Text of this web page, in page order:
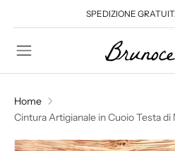
Privacy
Policy
SPEDIZIONE
Home
Cintura Artigianale in Cuoio Testa